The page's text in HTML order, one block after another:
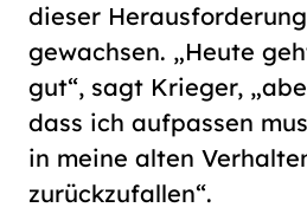
dieser
gewachsen. „Heute
gut“, sagt Krieger,
dass ich aufpassen
in meine alten
zurückzufallen“.